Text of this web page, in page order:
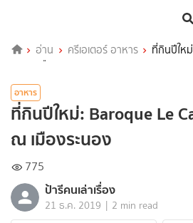
อ่าน ครีเอเตอร์ อาหาร
ที่กินปีให
ชิล ณ เมืองระนอง
อาหาร
ที่กินปีใหม่: Baroque Le
ณ เมืองระนอง
775
ป้ารีคนเล่าเรื่อง
21 ธ.ค. 2019 | 2 min read